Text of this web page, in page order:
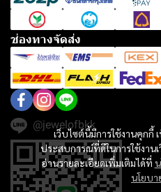
เว็บไซต์นี้มีการใช้งานคุก
ประสบการณ์ที่ดีในการใช้งาน
อ่านรายละเอียดเพิ่มเติมได้ที่
นโยบ
ช่องทางจัดส่ง
@jewelofbkk